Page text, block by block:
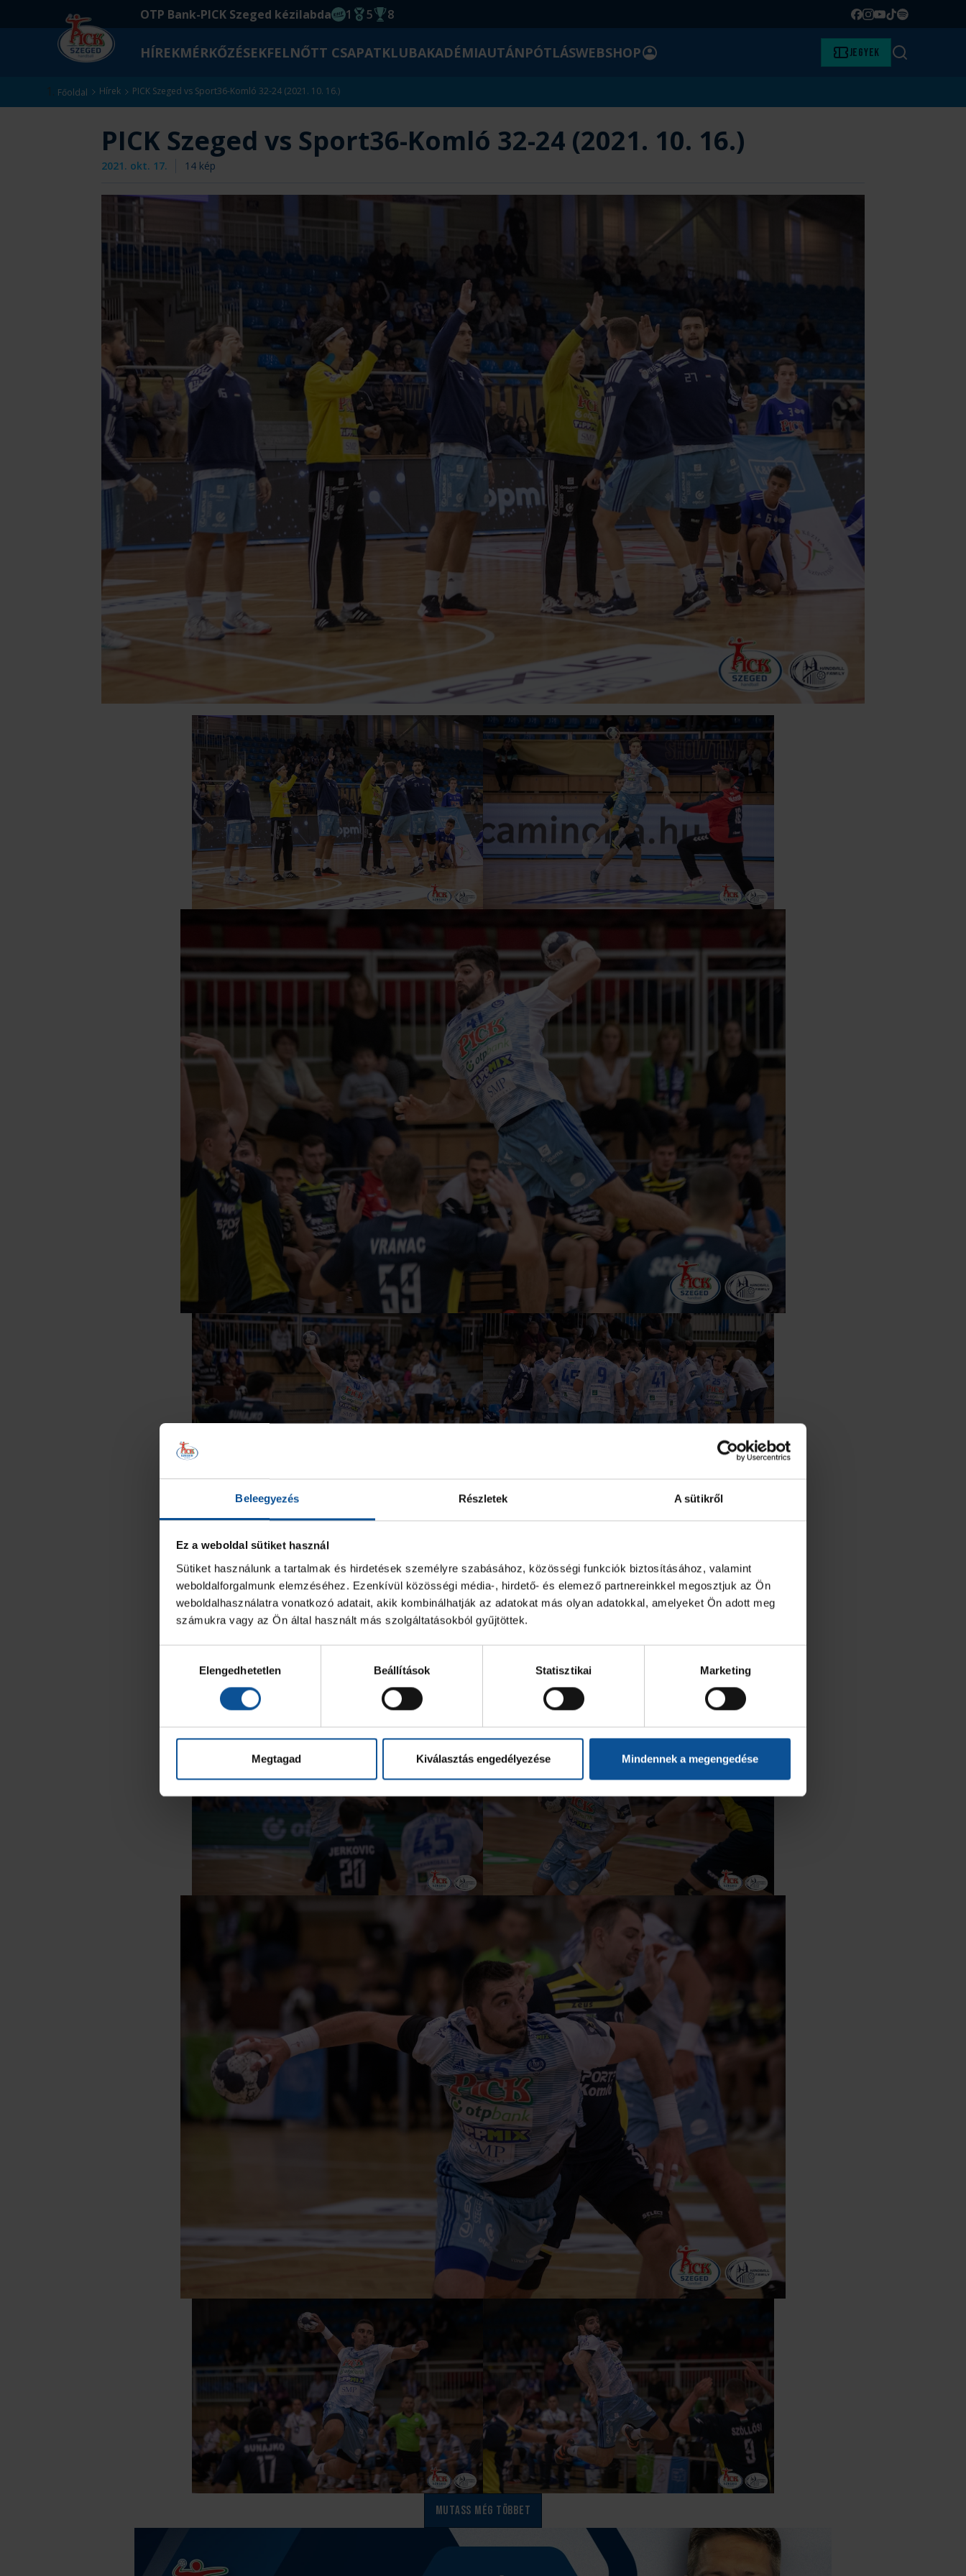
Beleegyezés Részletek A sütikről
Ez a weboldal sütiket használ
Sütiket használunk a tartalmak és hirdetések személyre szabásához, közösségi funkciók biztosításához, valamint
weboldalforgalmunk elemzéséhez. Ezenkívül közösségi média-, hirdető- és elemező partnereinkkel megosztjuk az Ön
weboldalhasználatra vonatkozó adatait, akik kombinálhatják az adatokat más olyan adatokkal, amelyeket Ön adott meg
számukra vagy az Ön által használt más szolgáltatásokból gyűjtöttek.
kiválasztásaElengedhetetlen Beállítások Statisztikai Marketing
Megtagad Kiválasztás engedélyezése Mindennek a megengedése
OTP Bank-PICK Szeged kézilabda
EHF kupagyőzelem 2014
1
Magyar Bajnoki cím
5
Magyar-Kupa győzelem
8 Facebook
Instagram
YouTube
TikTok
Spotify
HÍREKMÉRKŐZÉSEKFELNŐTT CSAPATKLUBAKADÉMIAUTÁNPÓTLÁSWEBSHOPBELÉPÉS Jegyek Keresés
Főoldal Hírek PICK Szeged vs Sport36-Komló 32-24 (2021. 10. 16.)
PICK Szeged vs Sport36-Komló 32-24 (2021. 10. 16.)
2021. okt. 17. 14 kép
Mutass még többet